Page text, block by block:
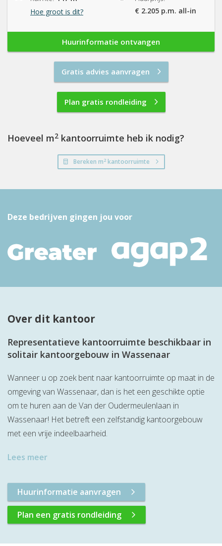
Hoe groot is dit?
€ 2.205 p.m. all-in
Huurinformatie ontvangen
Gratis advies aanvragen
Plan gratis rondleiding
Hoeveel m2 kantoorruimte heb ik nodig?
Bereken m2kantoorruimte
Deze bedrijven gingen jou voor
Over dit kantoor
Representatieve kantoorruimte beschikbaar in
solitair kantoorgebouw in Wassenaar
Wanneer u op zoek bent naar kantoorruimte op maat in de
omgeving van Wassenaar, dan is het een geschikte optie
om te huren aan de Van der Oudermeulenlaan in
Wassenaar! Het betreft een zelfstandig kantoorgebouw
met een vrije indeelbaarheid.
Lees meer
Huurinformatie aanvragen
Plan een gratis rondleiding